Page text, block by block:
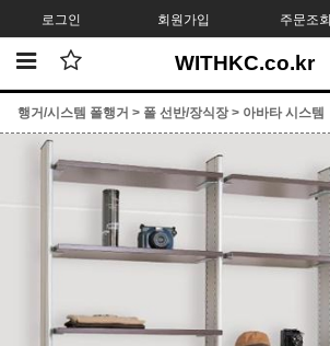
로그인 회원가입 주문조회
WITHKC.co.kr
행거/시스템 폴행거 > 폴 선반/장식장> 아바타 시스템